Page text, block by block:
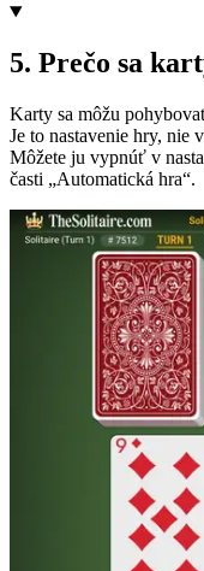
5. Prečo sa
Karty sa môžu
Je to nastavenie hry, nie
Môžete ju vypnúť v
časti „Automatická hra“.